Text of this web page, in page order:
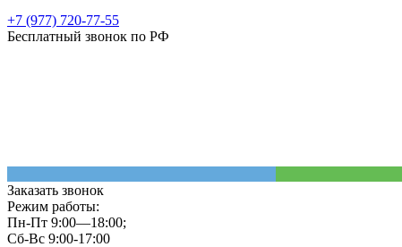
+7 (977) 720-77-55
Бесплатный звонок по РФ
Заказать звонок
Режим работы:
Пн-Пт 9:00—18:00;
Сб-Вс 9:00-17:00